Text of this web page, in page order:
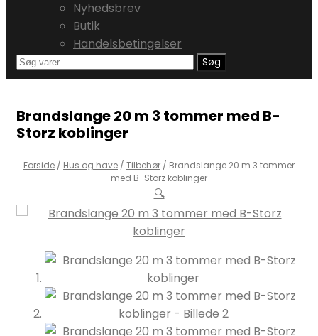
Nyhedsbrev
Butik
Handelsbetingelser
Søg
efter:
Søg
Brandslange 20 m 3 tommer med B-
Storz koblinger
Forside / Hus og have / Tilbehør / Brandslange 20 m 3 tommer
med B-Storz koblinger
🔍